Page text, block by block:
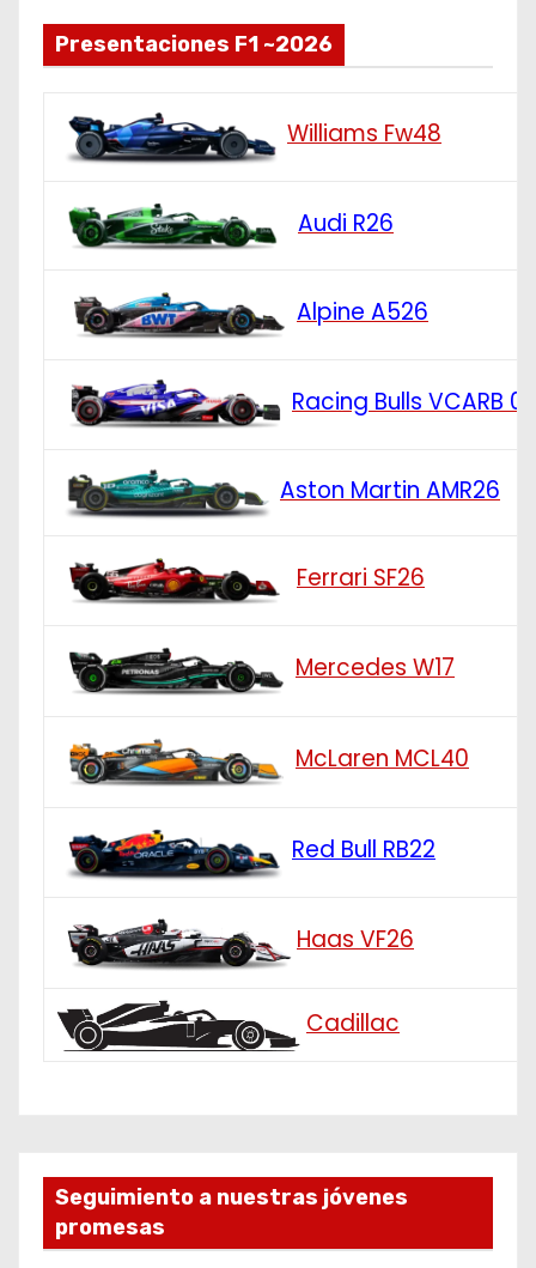
Presentaciones F1 ~2026
Williams Fw48
Audi R26
Alpine A526
Racing Bulls VCARB 03
Aston Martin AMR26
Ferrari SF26
Mercedes W17
McLaren MCL40
Red Bull RB22
Haas VF26
Cadillac
Seguimiento a nuestras jóvenes
promesas